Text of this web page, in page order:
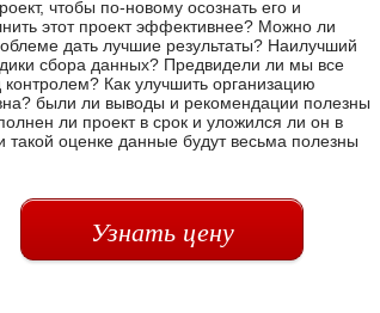
чтобы по-новому осознать его и
этот проект эффективнее? Можно ли
дать лучшие результаты? Наилучший
сбора данных? Предвидели ли мы все
Как улучшить организацию
были ли выводы и рекомендации полезны
ли проект в срок и уложился ли он в
оценке данные будут весьма полезны
Узнать цену